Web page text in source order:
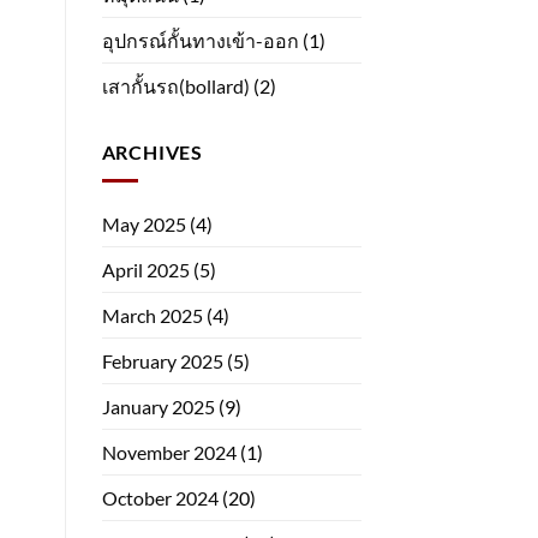
อุปกรณ์กั้นทางเข้า-ออก (1)
เสากั้นรถ(bollard) (2)
ARCHIVES
May 2025(4)
April 2025(5)
March 2025(4)
February 2025(5)
January 2025(9)
November 2024(1)
October 2024(20)